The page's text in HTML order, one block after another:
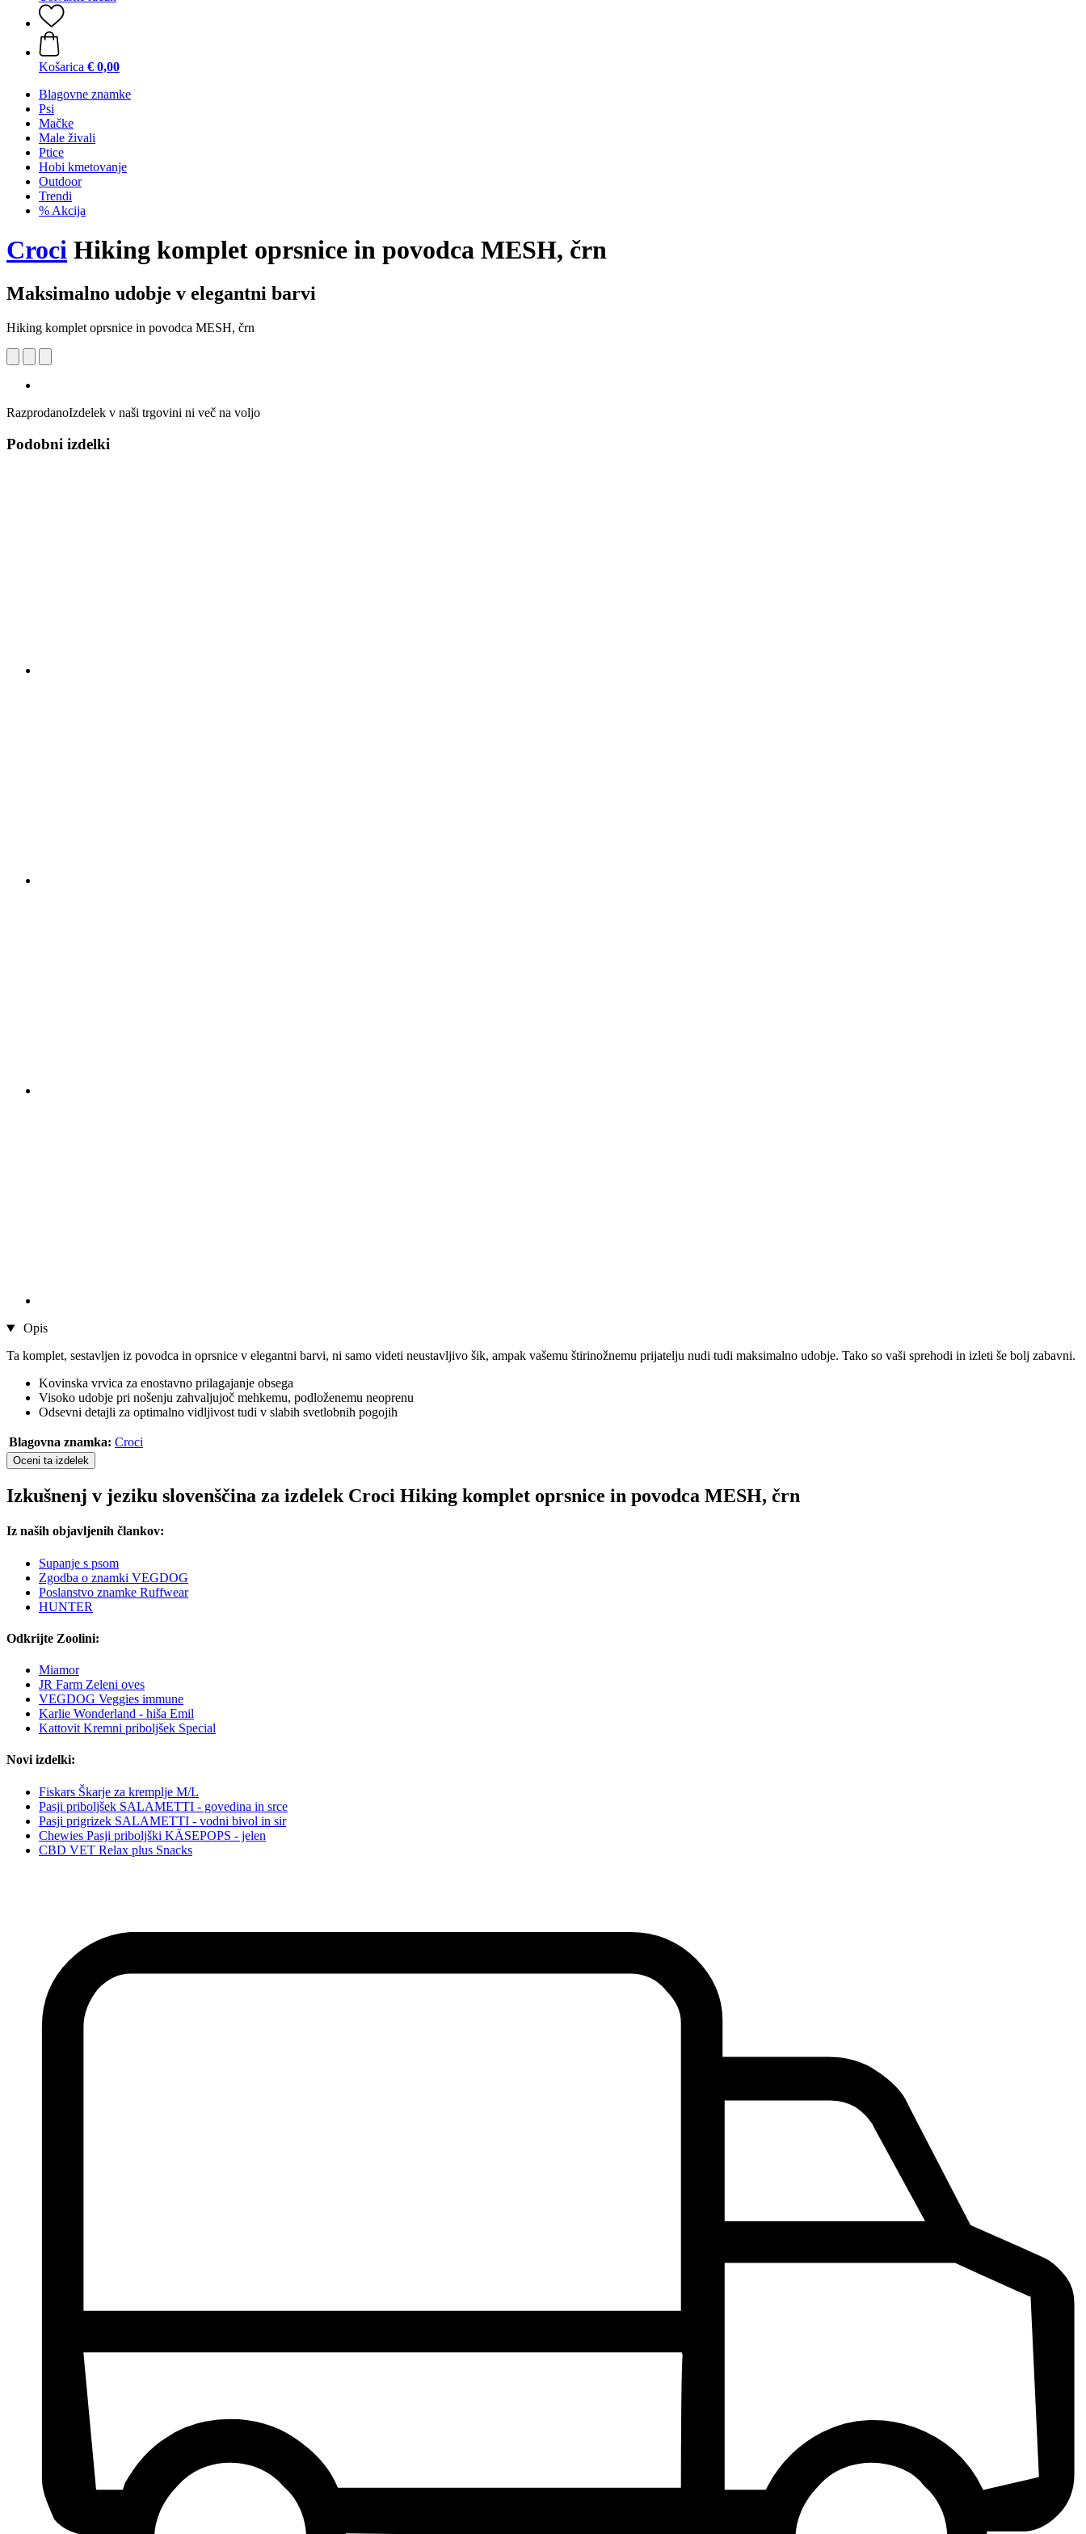
Košarica € 0,00
Blagovne znamke
Psi
Mačke
Male živali
Ptice
Hobi kmetovanje
Outdoor
Trendi
% Akcija
Croci Hiking komplet oprsnice in povodca MESH, črn
Maksimalno udobje v elegantni barvi
Hiking komplet oprsnice in povodca MESH, črn
RazprodanoIzdelek v naši trgovini ni več na voljo
Podobni izdelki
Opis
Ta komplet, sestavljen iz povodca in oprsnice v elegantni barvi, ni samo videti neustavljivo šik, ampak vašemu štirinožnemu prijatelju nudi tudi maksimalno udobje. Tako so vaši sprehodi in izleti še bolj zabavni.
Kovinska vrvica za enostavno prilagajanje obsega
Visoko udobje pri nošenju zahvaljujoč mehkemu, podloženemu neoprenu
Odsevni detajli za optimalno vidljivost tudi v slabih svetlobnih pogojih
Blagovna znamka: Croci
Oceni ta izdelek
Izkušnenj v jeziku slovenščina za izdelek Croci Hiking komplet oprsnice in povodca MESH, črn
Iz naših objavljenih člankov:
Supanje s psom
Zgodba o znamki VEGDOG
Poslanstvo znamke Ruffwear
HUNTER
Odkrijte Zoolini:
Miamor
JR Farm Zeleni oves
VEGDOG Veggies immune
Karlie Wonderland - hiša Emil
Kattovit Kremni priboljšek Special
Novi izdelki:
Fiskars Škarje za kremplje M/L
Pasji priboljšek SALAMETTI - govedina in srce
Pasji prigrizek SALAMETTI - vodni bivol in sir
Chewies Pasji priboljški KÄSEPOPS - jelen
CBD VET Relax plus Snacks